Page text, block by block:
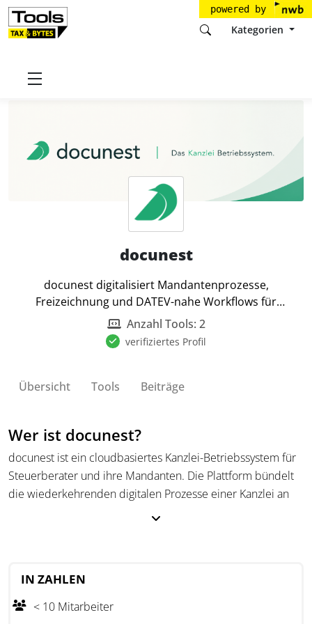
powered by
Kategorien
Startseite
docunest
docunest digitalisiert Mandantenprozesse,
Freizeichnung und DATEV-nahe Workflows für
Kanzleien.
Anzahl Tools: 2
verifiziertes Profil
Übersicht Tools Beiträge
Wer ist docunest?
docunest ist ein cloudbasiertes Kanzlei-Betriebssystem für
Steuerberater und ihre Mandanten. Die Plattform bündelt
die wiederkehrenden digitalen Prozesse einer Kanzlei an
Zum Funktionsumfang gehören ein Mandantenportal,
Aufgaben- und Auftragsverwaltung (Kanzlei-Flow), sicherer
IN ZAHLEN
< 10 Mitarbeiter